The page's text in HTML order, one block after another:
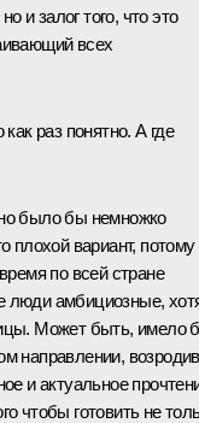
и залог того, что это
всех
раз понятно. А где
было бы немножко
плохой вариант, потому
по всей стране
люди амбициозные,
Может быть, имело
направлении, возродив
и актуальное
чтобы готовить не